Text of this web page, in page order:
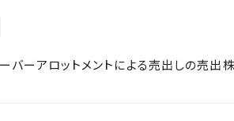
バーアロットメントによる売出しの売出